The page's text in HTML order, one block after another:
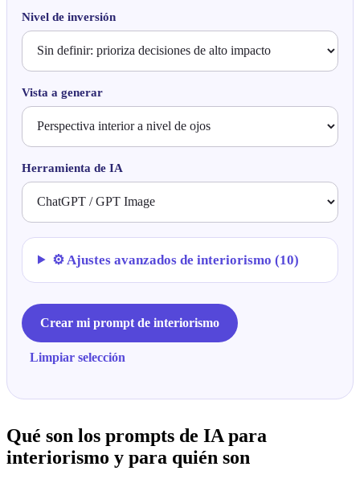
Nivel de inversión
Vista a generar
Herramienta de IA
⚙ Ajustes avanzados de interiorismo (10)
Crear mi prompt de interiorismo
Limpiar selección
Qué son los prompts de IA para
interiorismo y para quién son